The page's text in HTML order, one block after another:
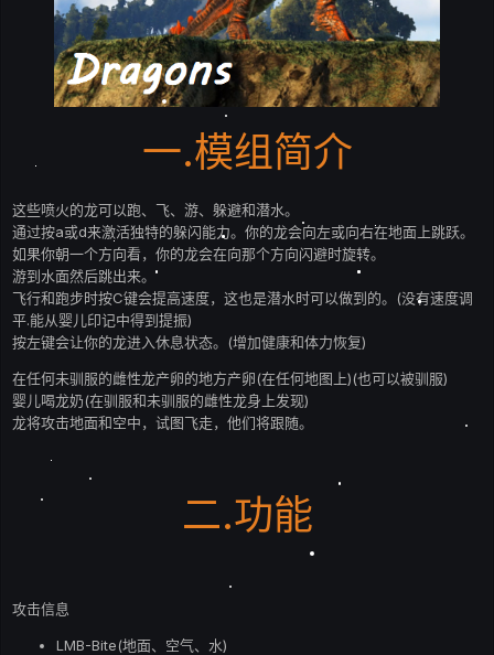
一.模组简介
这些喷火的龙可以跑、飞、游、躲避和潜水。
通过按a或d来激活独特的躲闪能力。你的龙会向左或向右在地面上跳跃。
如果你朝一个方向看，你的龙会在向那个方向闪避时旋转。
游到水面然后跳出来。
飞行和跑步时按C键会提高速度，这也是潜水时可以做到的。(没有速度调
平.能从婴儿印记中得到提振)
按左键会让你的龙进入休息状态。(增加健康和体力恢复)
在任何未驯服的雌性龙产卵的地方产卵(在任何地图上)(也可以被驯服)
婴儿喝龙奶(在驯服和未驯服的雌性龙身上发现)
龙将攻击地面和空中，试图飞走，他们将跟随。
二.功能
攻击信息
LMB-Bite(地面、空气、水)